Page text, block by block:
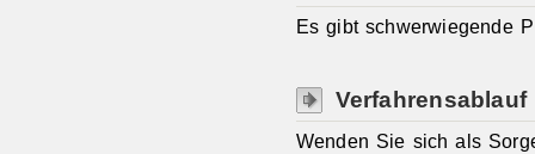
Es gibt schwerwiegende
Verfahrensablauf
Wenden Sie sich als